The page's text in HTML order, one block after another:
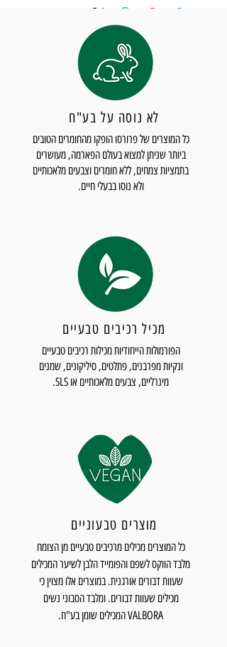
משקל: 45 גרם * 5 סבונים במארז
עובר תהליך התיישנות ממושך לפני העשרתו בקרמים
וניחוחות. לאחר מכן, הוא נטחן לא פחות מארבע
פעמים כדי להבטיח צפיפות מקסימלית ומרקם אחיד.
התבניות הייחודיות של Valobra מעניקות לסבון
צורה מעוגלת שנועדה לשבת בנוחות בכף ידך. עבור
Valobra, הזמן הוא שם נרדף ליוקרה ולעידון,
ומהווה גורם מפתח ליצירת סבונים באיכות גבוהה.
עדין ולהסרת איפור יומיומית.
- מועשר בנבט חיטה ולבנדר עדין,
מעולה לעור יבש הזקוק ללחות.
- ניחוח פרחוני של לבנדר וגרניום,
לאווירה ארומטית ומרגיעה.
- ריח טבעי ומרענן של פרחי בר,
המזכיר מרעה אלפיני חלומי.
- שילוב מעודן של גרניום, ורד
ופטצ'ולי, לניחוח יוקרתי ומפתה.
הסבונים מגיעים בקופסה מעוצבת עם הדוגמה
הקלאסית של Primula – פריט מושלם להעניק
לא נוסה על בע"ח
כל המוצרים של פרורסו הופקו מהחומרים הטובים
ביותר שניתן למצוא בעולם הפארמה, מעושרים
בתמציות צמחים, ללא חומרים וצבעים מלאכותיים
ולא נוסו בבעלי חיים.
מכיל רכיבים טבעיים
הפורמולות הייחודיות מכילות רכיבים טבעיים
ונקיות מפרבנים, פתלטים, סיליקונים, שמנים
מינרליים, צבעים מלאכותיים או SLS.
מוצרים טבעוניים
כל המוצרים מכילים מרכיבים טבעיים מן הצומח
מלבד הווקס לשפם והפומייד הלבן לשיער המכילים
שעוות דבורים אורגנית. במוצרים אלו מצוין כי
מכילים שעוות דבורים. ומלבד הסבוני נשים
VALBORA המכילים שומן בע"ח.